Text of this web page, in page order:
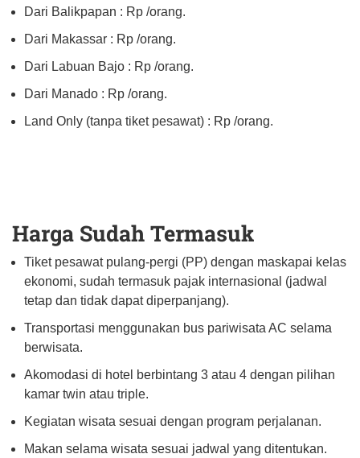
Dari Balikpapan : Rp /orang.
Dari Makassar : Rp /orang.
Dari Labuan Bajo : Rp /orang.
Dari Manado : Rp /orang.
Land Only (tanpa tiket pesawat) : Rp /orang.
Harga Sudah Termasuk
Tiket pesawat pulang-pergi (PP) dengan maskapai kelas
ekonomi, sudah termasuk pajak internasional (jadwal
tetap dan tidak dapat diperpanjang).
Transportasi menggunakan bus pariwisata AC selama
berwisata.
Akomodasi di hotel berbintang 3 atau 4 dengan pilihan
kamar twin atau triple.
Kegiatan wisata sesuai dengan program perjalanan.
Makan selama wisata sesuai jadwal yang ditentukan.